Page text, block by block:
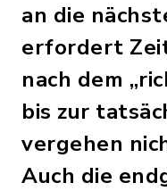
an die
erfordert
nach dem
bis zur
vergehen
Auch die